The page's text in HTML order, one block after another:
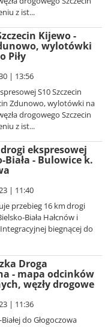
z ist...
Kijewo -
wylotówki
Piły
| 13:56
S10 Szczecin
Zdunowo, wylotówki na
drogowego Szczecin
z ist...
ekspresowej
Biała - Bulowice k.
| 11:40
przebieg 16 km drogi
Biała Hałcnów i
biegnącej do
Droga
- mapa odcinków
węzły drogowe
| 11:36
do Głogoczowa